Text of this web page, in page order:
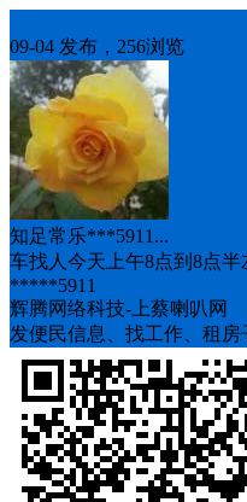
09-04 发布，256浏览
知足常乐***5911...
车找人今天上午8点到8点
*****5911
辉腾网络科技-上蔡喇叭网
发便民信息、找工作、租房